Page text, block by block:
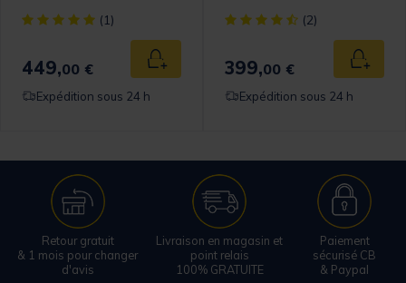
panier
[object Object] out of 5 Customer Rating
(1)
449,00 € Ajouter au panier
Expédition sous 24 h
[object Object] out of 5
(2)
399,00 €
Expédition sous 24 h
Retour gratuit
& 1 mois pour changer
d'avis
Livraison en magasin et
point relais
100% GRATUITE
Paiement
sécurisé CB
& Paypal